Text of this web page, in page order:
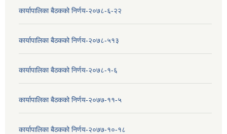
कार्यापालिका बैठकको निर्णय-२०७८-६-२२
कार्यापालिका बैठकको निर्णय-२०७८-५१३
कार्यापालिका बैठकको निर्णय-२०७८-१-६
कार्यापालिका बैठकको निर्णय-२०७७-११-५
कार्यापालिका बैठकको निर्णय-२०७७-१०-१८